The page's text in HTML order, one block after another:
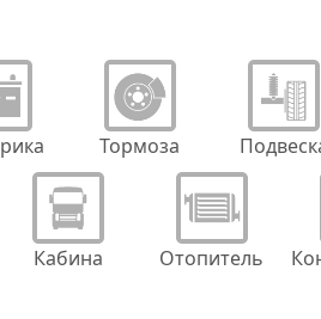
Тормоза
Кабина Отопитель